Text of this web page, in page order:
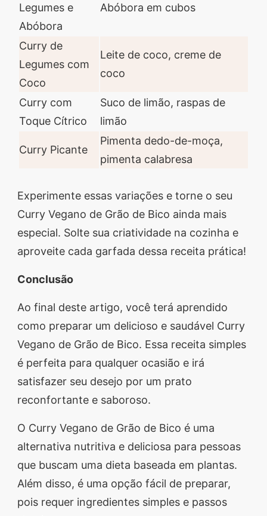
Legumes e
Abóbora
Abóbora em cubos
Curry de
Legumes com
Coco
Leite de coco, creme de
coco
Curry com
Toque Cítrico
Suco de limão, raspas de
limão
Curry Picante
Pimenta dedo-de-moça,
pimenta calabresa
Experimente essas variações e torne o seu
Curry Vegano de Grão de Bico ainda mais
especial. Solte sua criatividade na cozinha e
aproveite cada garfada dessa receita prática!
Conclusão
Ao final deste artigo, você terá aprendido
como preparar um delicioso e saudável Curry
Vegano de Grão de Bico. Essa receita simples
é perfeita para qualquer ocasião e irá
satisfazer seu desejo por um prato
reconfortante e saboroso.
O Curry Vegano de Grão de Bico é uma
alternativa nutritiva e deliciosa para pessoas
que buscam uma dieta baseada em plantas.
Além disso, é uma opção fácil de preparar,
pois requer ingredientes simples e passos